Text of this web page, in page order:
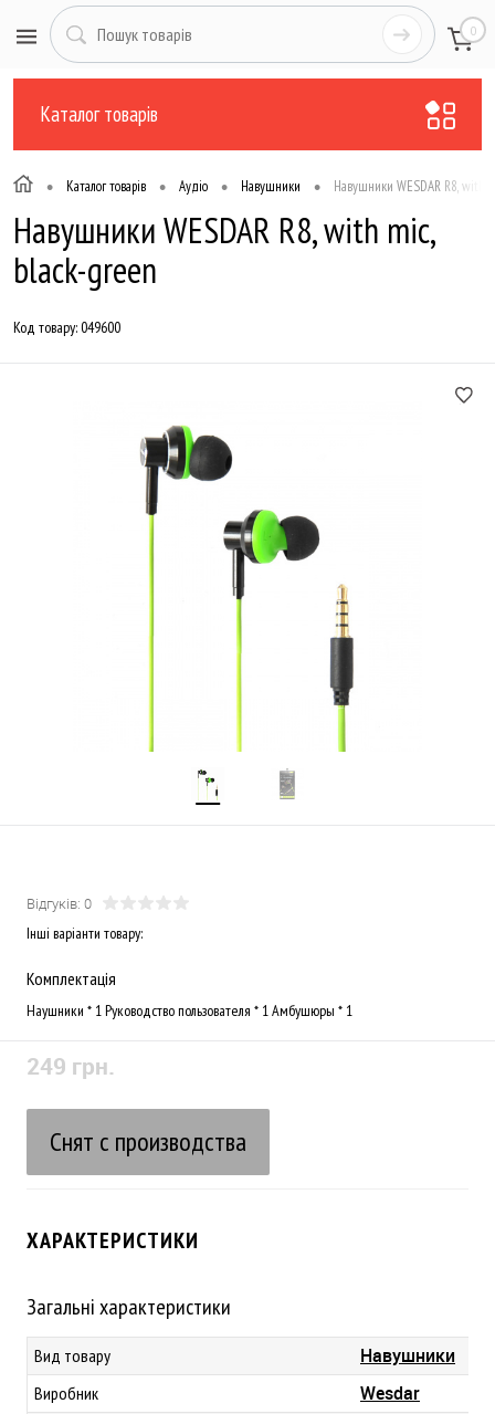
0
Каталог товарів
• Каталог товарів • Аудіо • Навушники • Навушники WESDAR R8, with
Навушники WESDAR R8, with mic,
black-green
Код товару:049600
Відгуків: 0
Інші варіанти товару:
Комплектація
Наушники * 1 Руководство пользователя * 1 Амбушюры * 1
249 грн.
Снят с производства
ХАРАКТЕРИСТИКИ
Загальні характеристики
Вид товару Навушники
Виробник Wesdar